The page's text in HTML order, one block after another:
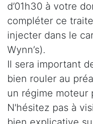
d’01h30 à votre
compléter ce
injecter dans le
Wynn’s).
Il sera important
bien rouler au
un régime moteur
N'hésitez pas à